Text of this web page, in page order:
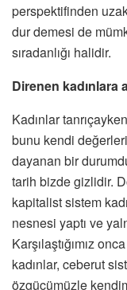
perspektifinden
dur demesi de
sıradanlığı halidir.
Direnen
Kadınlar
bunu kendi
dayanan bir
tarih bizde gizlidir.
kapitalist sistem
nesnesi yaptı ve
Karşılaştığımız
kadınlar, ceberut
özgücümüzle